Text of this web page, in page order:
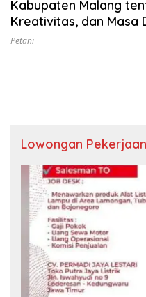
Kabupaten Malang
Kreativitas, dan Masa
Petani
Lowongan Pekerjaan